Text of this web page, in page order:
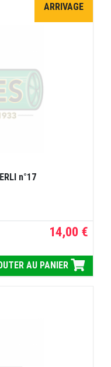
ARRIVAGE
n°17
14,00 €
AU PANIER